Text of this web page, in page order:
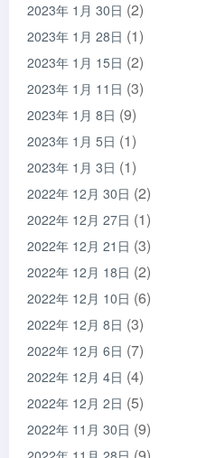
2023年 1月 30日 (2)
2023年 1月 28日 (1)
2023年 1月 15日 (2)
2023年 1月 11日 (3)
2023年 1月 8日 (9)
2023年 1月 5日 (1)
2023年 1月 3日 (1)
2022年 12月 30日 (2)
2022年 12月 27日 (1)
2022年 12月 21日 (3)
2022年 12月 18日 (2)
2022年 12月 10日 (6)
2022年 12月 8日 (3)
2022年 12月 6日 (7)
2022年 12月 4日 (4)
2022年 12月 2日 (5)
2022年 11月 30日 (9)